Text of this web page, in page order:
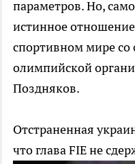
параметров. Но,
истинное
спортивном мире со
олимпийской
Поздняков.
Отстраненная
что глава FIE не